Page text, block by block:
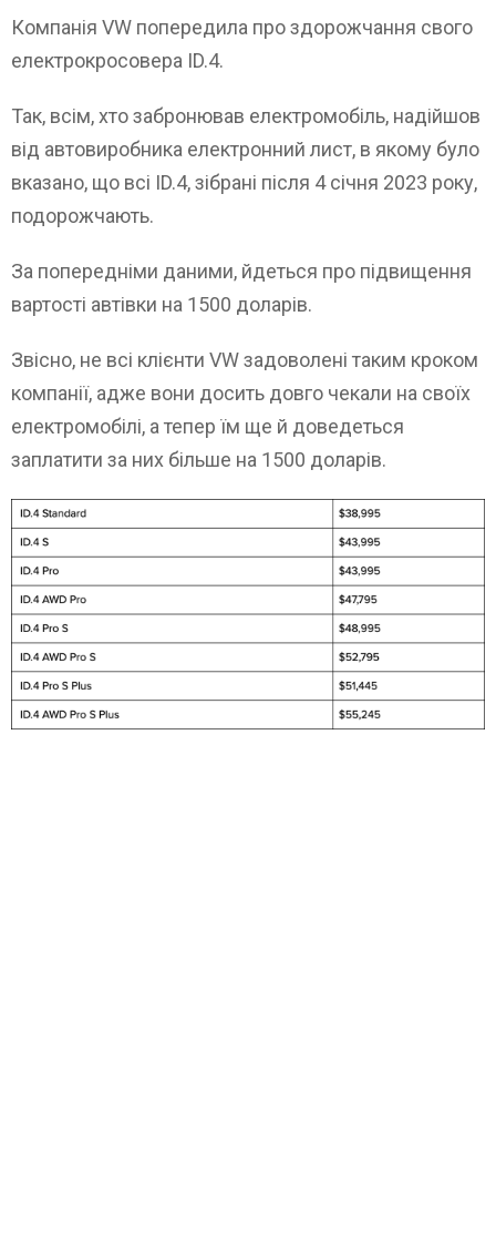
Компанія VW попередила про здорожчання свого
електрокросовера ID.4.
Так, всім, хто забронював електромобіль, надійшов
від автовиробника електронний лист, в якому було
вказано, що всі ID.4, зібрані після 4 січня 2023 року,
подорожчають.
За попередніми даними, йдеться про підвищення
вартості автівки на 1500 доларів.
Звісно, не всі клієнти VW задоволені таким кроком
компанії, адже вони досить довго чекали на своїх
електромобілі, а тепер їм ще й доведеться
заплатити за них більше на 1500 доларів.